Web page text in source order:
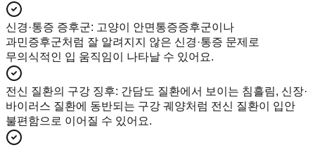
신경·통증 증후군: 고양이 안면통증증후군이나
과민증후군처럼 잘 알려지지 않은 신경·통증 문제로
무의식적인 입 움직임이 나타날 수 있어요.
전신 질환의 구강 징후: 간담도 질환에서 보이는 침흘림, 신장·
바이러스 질환에 동반되는 구강 궤양처럼 전신 질환이 입안
불편함으로 이어질 수 있어요.